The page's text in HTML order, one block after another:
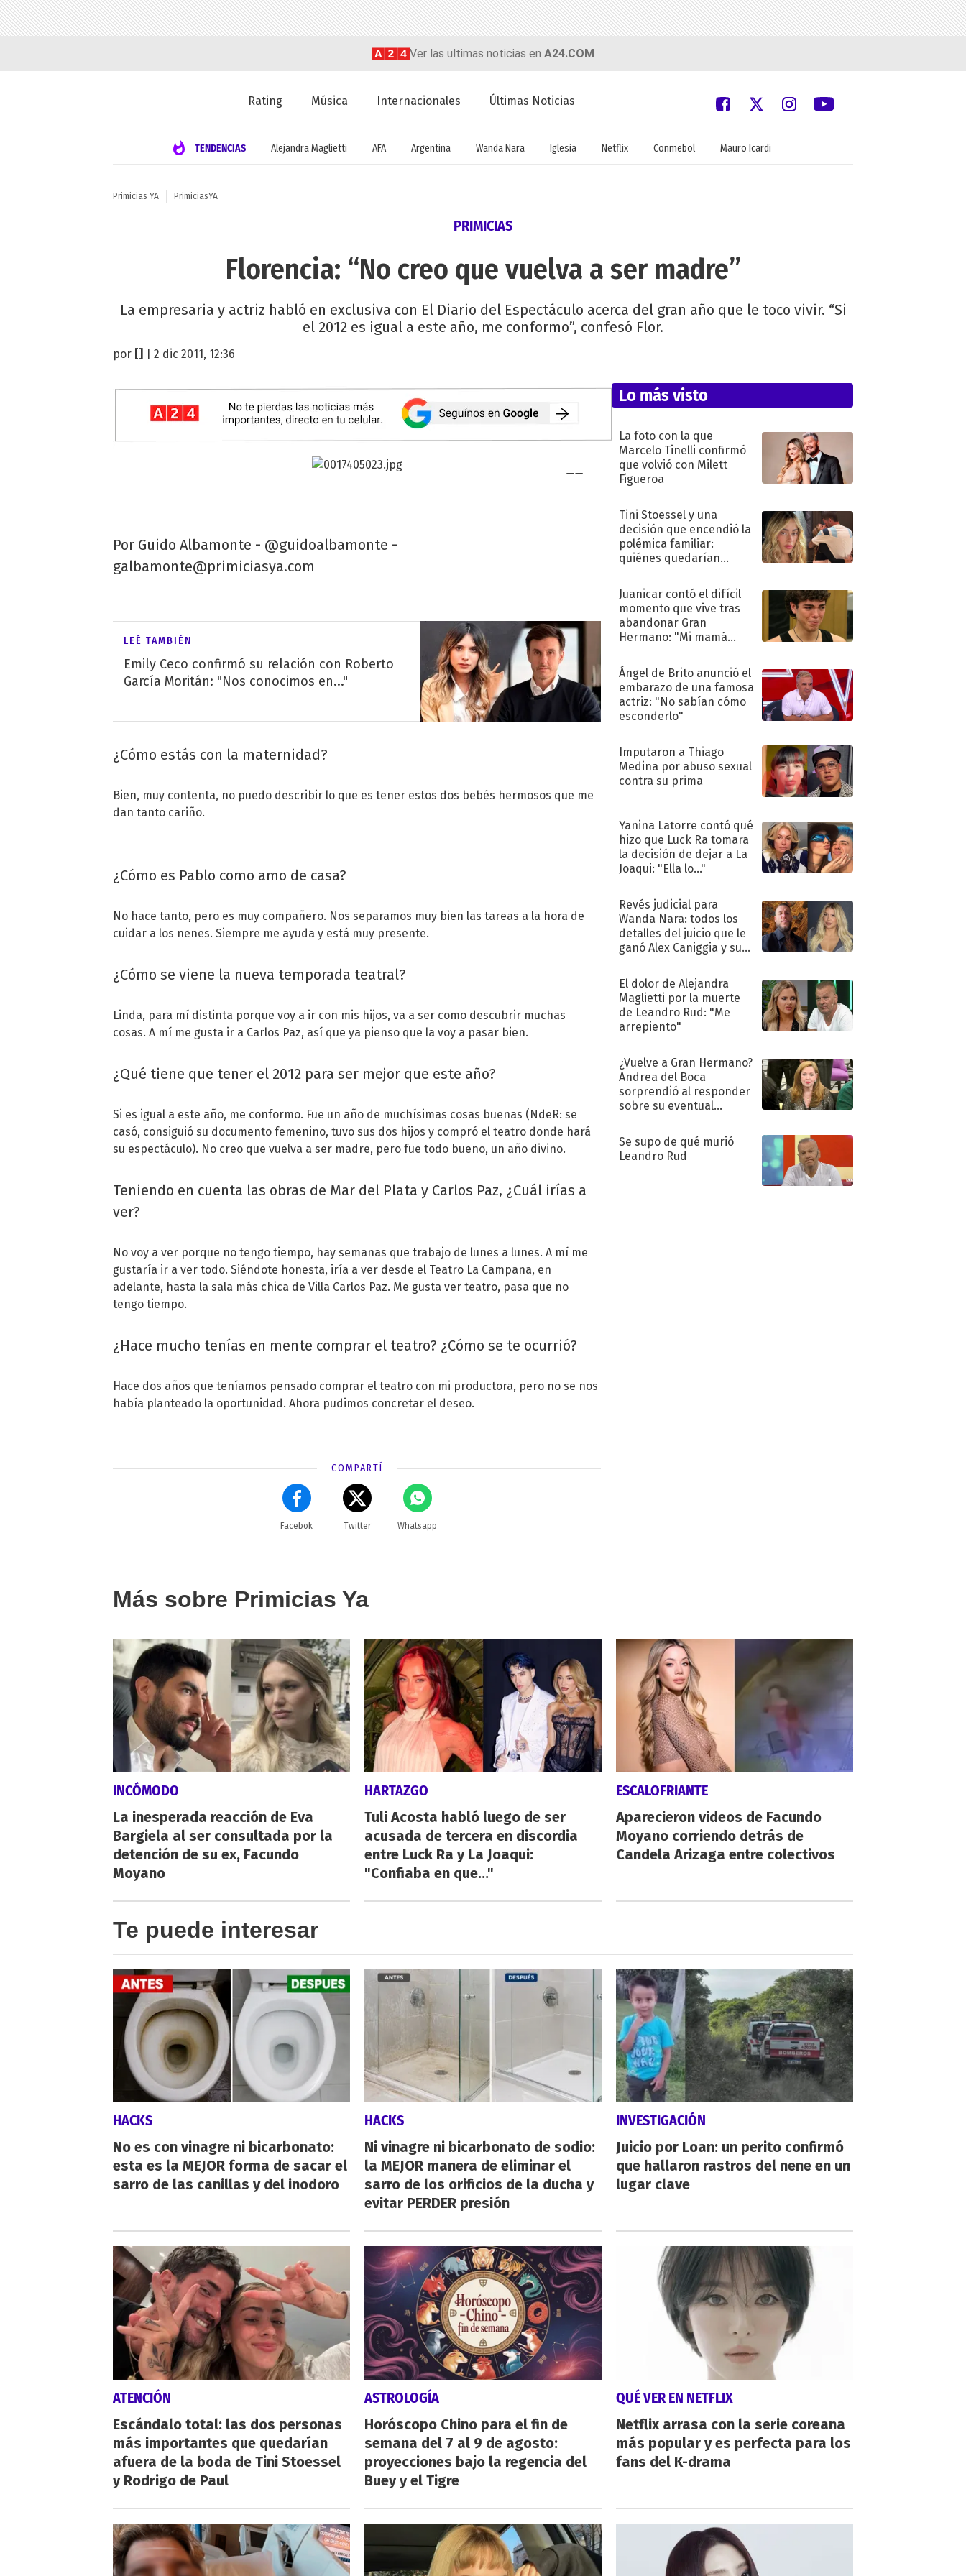
Ver las ultimas noticias en A24.COM
Rating Música Internacionales Últimas Noticias
TENDENCIAS Alejandra Maglietti AFA Argentina Wanda Nara Iglesia Netflix Conmebol Mauro Icardi
Primicias YA PrimiciasYA
PRIMICIAS
Florencia: “No creo que vuelva a ser madre”
La empresaria y actriz habló en exclusiva con El Diario del Espectáculo acerca del gran año que le toco vivir. “Si
el 2012 es igual a este año, me conformo”, confesó Flor.
por | 2 dic 2011, 12:36
Por Guido Albamonte - @guidoalbamonte -
galbamonte@primiciasya.com
LEÉ TAMBIÉN
Emily Ceco confirmó su relación con Roberto
García Moritán: "Nos conocimos en..."
¿Cómo estás con la maternidad?
Bien, muy contenta, no puedo describir lo que es tener estos dos bebés hermosos que me
dan tanto cariño.
¿Cómo es Pablo como amo de casa?
No hace tanto, pero es muy compañero. Nos separamos muy bien las tareas a la hora de
cuidar a los nenes. Siempre me ayuda y está muy presente.
¿Cómo se viene la nueva temporada teatral?
Linda, para mí distinta porque voy a ir con mis hijos, va a ser como descubrir muchas
cosas. A mí me gusta ir a Carlos Paz, así que ya pienso que la voy a pasar bien.
¿Qué tiene que tener el 2012 para ser mejor que este año?
Si es igual a este año, me conformo. Fue un año de muchísimas cosas buenas (NdeR: se
casó, consiguió su documento femenino, tuvo sus dos hijos y compró el teatro donde hará
su espectáculo). No creo que vuelva a ser madre, pero fue todo bueno, un año divino.
Teniendo en cuenta las obras de Mar del Plata y Carlos Paz, ¿Cuál irías a
ver?
No voy a ver porque no tengo tiempo, hay semanas que trabajo de lunes a lunes. A mí me
gustaría ir a ver todo. Siéndote honesta, iría a ver desde el Teatro La Campana, en
adelante, hasta la sala más chica de Villa Carlos Paz. Me gusta ver teatro, pasa que no
tengo tiempo.
¿Hace mucho tenías en mente comprar el teatro? ¿Cómo se te ocurrió?
Hace dos años que teníamos pensado comprar el teatro con mi productora, pero no se nos
había planteado la oportunidad. Ahora pudimos concretar el deseo.
COMPARTÍ
Facebok Twitter Whatsapp
Lo más visto
La foto con la que
Marcelo Tinelli confirmó
que volvió con Milett
Figueroa
Tini Stoessel y una
decisión que encendió la
polémica familiar:
quiénes quedarían
Juanicar contó el difícil
momento que vive tras
abandonar Gran
Hermano: "Mi mamá
Ángel de Brito anunció el
embarazo de una famosa
actriz: "No sabían cómo
esconderlo"
Imputaron a Thiago
Medina por abuso sexual
contra su prima
Yanina Latorre contó qué
hizo que Luck Ra tomara
la decisión de dejar a La
Joaqui: "Ella lo..."
Revés judicial para
Wanda Nara: todos los
detalles del juicio que le
ganó Alex Caniggia y sus
El dolor de Alejandra
Maglietti por la muerte
de Leandro Rud: "Me
arrepiento"
¿Vuelve a Gran Hermano?
Andrea del Boca
sorprendió al responder
sobre su eventual
Se supo de qué murió
Leandro Rud
Más sobre Primicias Ya
INCÓMODO
La inesperada reacción de Eva
Bargiela al ser consultada por la
detención de su ex, Facundo
Moyano
HARTAZGO
Tuli Acosta habló luego de ser
acusada de tercera en discordia
entre Luck Ra y La Joaqui:
"Confiaba en que..."
ESCALOFRIANTE
Aparecieron videos de Facundo
Moyano corriendo detrás de
Candela Arizaga entre colectivos
Te puede interesar
HACKS
No es con vinagre ni bicarbonato:
esta es la MEJOR forma de sacar el
sarro de las canillas y del inodoro
HACKS
Ni vinagre ni bicarbonato de sodio:
la MEJOR manera de eliminar el
sarro de los orificios de la ducha y
evitar PERDER presión
INVESTIGACIÓN
Juicio por Loan: un perito confirmó
que hallaron rastros del nene en un
lugar clave
ATENCIÓN
Escándalo total: las dos personas
más importantes que quedarían
afuera de la boda de Tini Stoessel
y Rodrigo de Paul
ASTROLOGÍA
Horóscopo Chino para el fin de
semana del 7 al 9 de agosto:
proyecciones bajo la regencia del
Buey y el Tigre
QUÉ VER EN NETFLIX
Netflix arrasa con la serie coreana
más popular y es perfecta para los
fans del K-drama